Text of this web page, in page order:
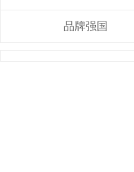
品牌强国